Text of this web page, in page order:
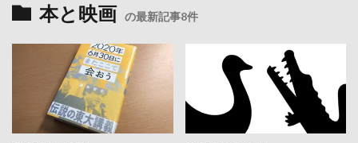
本と映画 の最新記事8件